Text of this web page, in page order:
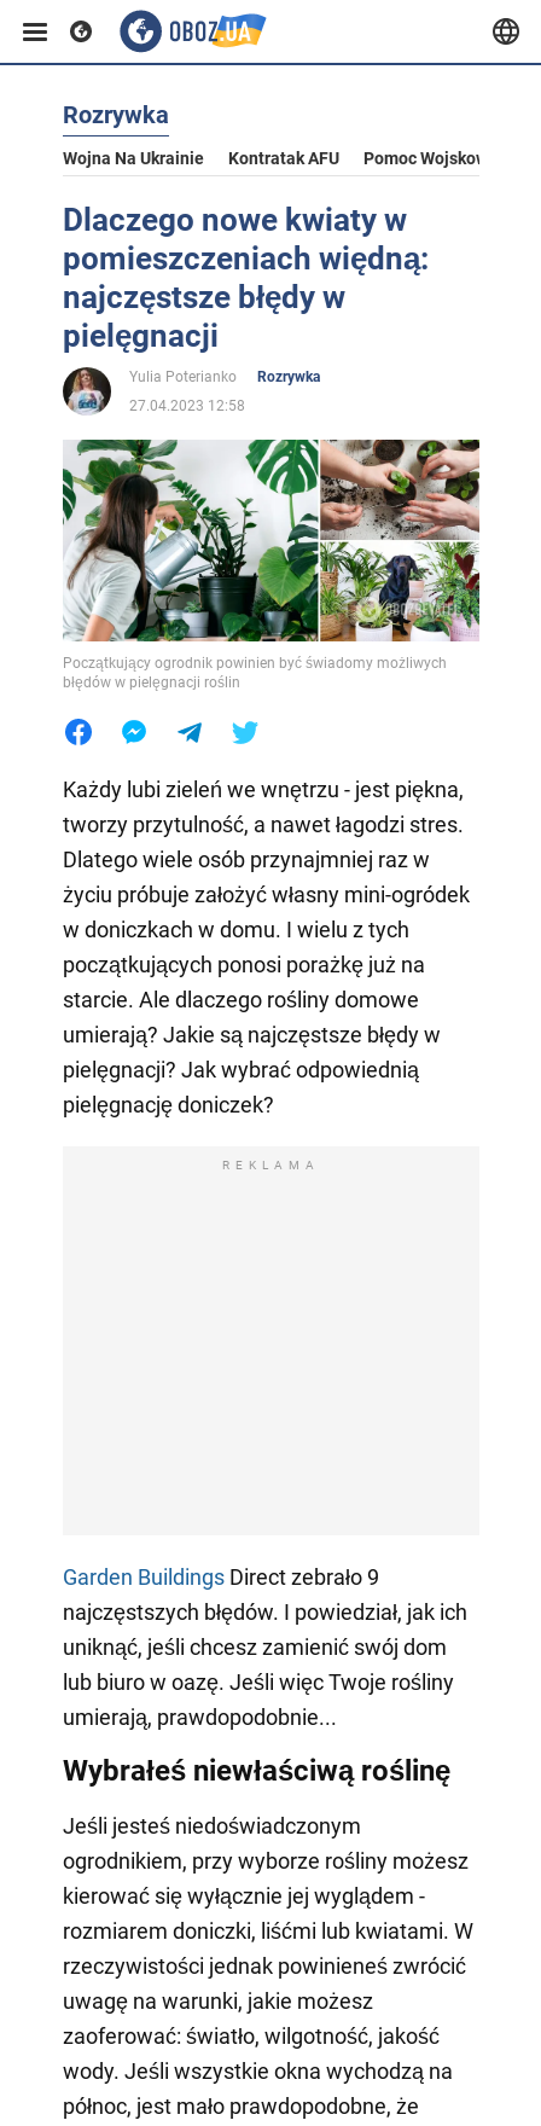
Rozrywka
Wojna Na Ukrainie Kontratak AFU Pomoc Wojskowa Dla
Dlaczego nowe kwiaty w
pomieszczeniach więdną:
najczęstsze błędy w
pielęgnacji
Yulia Poterianko
Rozrywka
27.04.2023 12:58
Początkujący ogrodnik powinien być świadomy możliwych
błędów w pielęgnacji roślin
Każdy lubi zieleń we wnętrzu - jest piękna,
tworzy przytulność, a nawet łagodzi stres.
Dlatego wiele osób przynajmniej raz w
życiu próbuje założyć własny mini-ogródek
w doniczkach w domu. I wielu z tych
początkujących ponosi porażkę już na
starcie. Ale dlaczego rośliny domowe
umierają? Jakie są najczęstsze błędy w
pielęgnacji? Jak wybrać odpowiednią
pielęgnację doniczek?
REKLAMA
Garden BuildingsDirect zebrało 9
najczęstszych błędów. I powiedział, jak ich
uniknąć, jeśli chcesz zamienić swój dom
lub biuro w oazę. Jeśli więc Twoje rośliny
umierają, prawdopodobnie...
Wybrałeś niewłaściwą roślinę
Jeśli jesteś niedoświadczonym
ogrodnikiem, przy wyborze rośliny możesz
kierować się wyłącznie jej wyglądem -
rozmiarem doniczki, liśćmi lub kwiatami. W
rzeczywistości jednak powinieneś zwrócić
uwagę na warunki, jakie możesz
zaoferować: światło, wilgotność, jakość
wody. Jeśli wszystkie okna wychodzą na
północ, jest mało prawdopodobne, że